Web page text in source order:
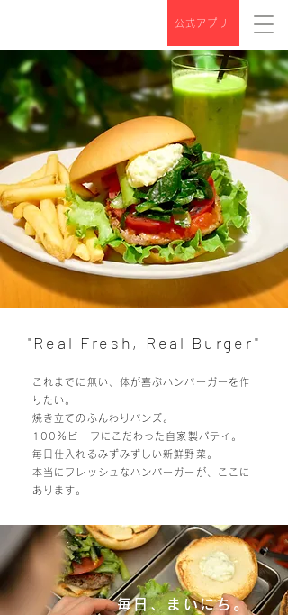
公式アプリ
"Real Fresh, Real Burger"
これまでに無い、体が喜ぶハンバーガーを作
りたい。
焼き立てのふんわりバンズ。
100％ビーフにこだわった自家製パティ。
毎日仕入れるみずみずしい新鮮野菜。
本当にフレッシュなハンバーガーが、ここに
あります。
毎日、まいにち。